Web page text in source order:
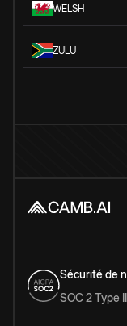
WELSH
ZULU
Sécurité de
SOC 2 Type II